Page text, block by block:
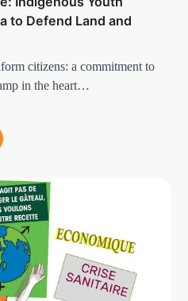
to Defend Land and
citizens: a commitment to
in the heart…